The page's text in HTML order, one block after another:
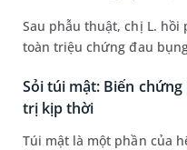
Sau phẫu thuật, chị L. hồi
toàn triệu chứng đau
Sỏi túi mật: Biến
trị kịp thời
Túi mật là một phần của